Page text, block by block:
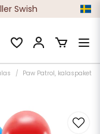
Swish
Paw Patrol, kalaspaket